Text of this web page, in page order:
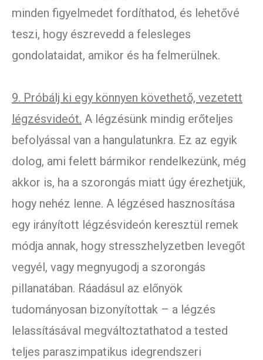
minden figyelmedet fordíthatod, és lehetővé
teszi, hogy észrevedd a felesleges
gondolataidat, amikor és ha felmerülnek.
9. Próbálj ki egy könnyen követhető, vezetett
légzésvideót. A légzésünk mindig erőteljes
befolyással van a hangulatunkra. Ez az egyik
dolog, ami felett bármikor rendelkezünk, még
akkor is, ha a szorongás miatt úgy érezhetjük,
hogy nehéz lenne. A légzésed hasznosítása
egy irányított légzésvideón keresztül remek
módja annak, hogy stresszhelyzetben levegőt
vegyél, vagy megnyugodj a szorongás
pillanatában. Ráadásul az előnyök
tudományosan bizonyítottak – a légzés
lelassításával megváltoztathatod a tested
teljes paraszimpatikus idegrendszeri